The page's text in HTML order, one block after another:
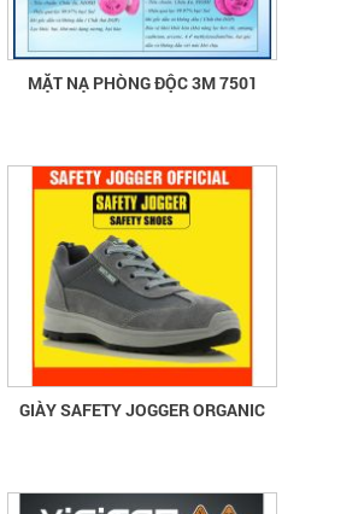
MẶT NẠ PHÒNG ĐỘC 3M 7501
GIÀY SAFETY JOGGER ORGANIC